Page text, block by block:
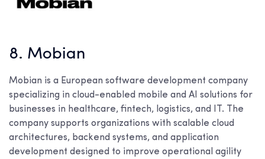
8. Mobian
Mobian is a European software development company
specializing in cloud-enabled mobile and AI solutions for
businesses in healthcare, fintech, logistics, and IT. The
company supports organizations with scalable cloud
architectures, backend systems, and application
development designed to improve operational agility